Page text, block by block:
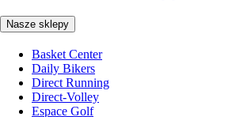
Nasze sklepy
Basket Center
Daily Bikers
Direct Running
Direct-Volley
Espace Golf